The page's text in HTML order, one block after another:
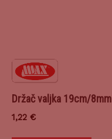
Držač valjka 19cm/8mm
1,22 €